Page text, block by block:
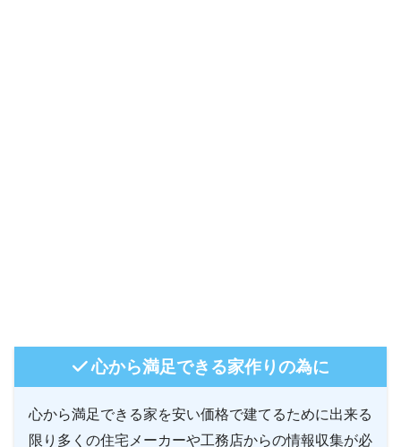
心から満足できる家作りの為に
心から満足できる家を安い価格で建てるために出来る
限り多くの住宅メーカーや工務店からの情報収集が必